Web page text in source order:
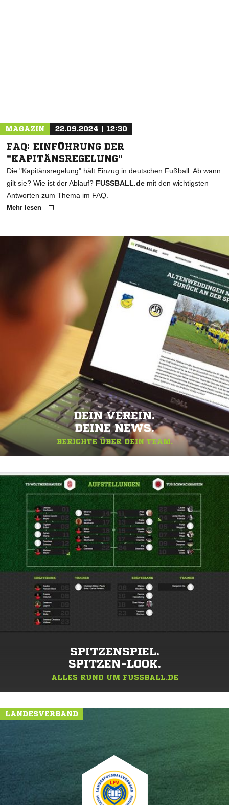
MAGAZIN 22.09.2024 | 12:30
FAQ: EINFÜHRUNG DER
"KAPITÄNSREGELUNG"
Die "Kapitänsregelung" hält Einzug in deutschen Fußball. Ab wann
gilt sie? Wie ist der Ablauf? FUSSBALL.de mit den wichtigsten
Antworten zum Thema im FAQ.
Mehr lesen
DEIN VEREIN.
DEINE NEWS.
BERICHTE ÜBER DEIN TEAM.
SPITZENSPIEL.
SPITZEN-LOOK.
ALLES RUND UM FUSSBALL.DE
LANDESVERBAND